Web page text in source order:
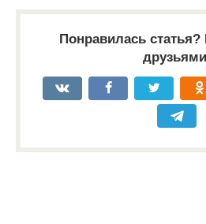
Понравилась